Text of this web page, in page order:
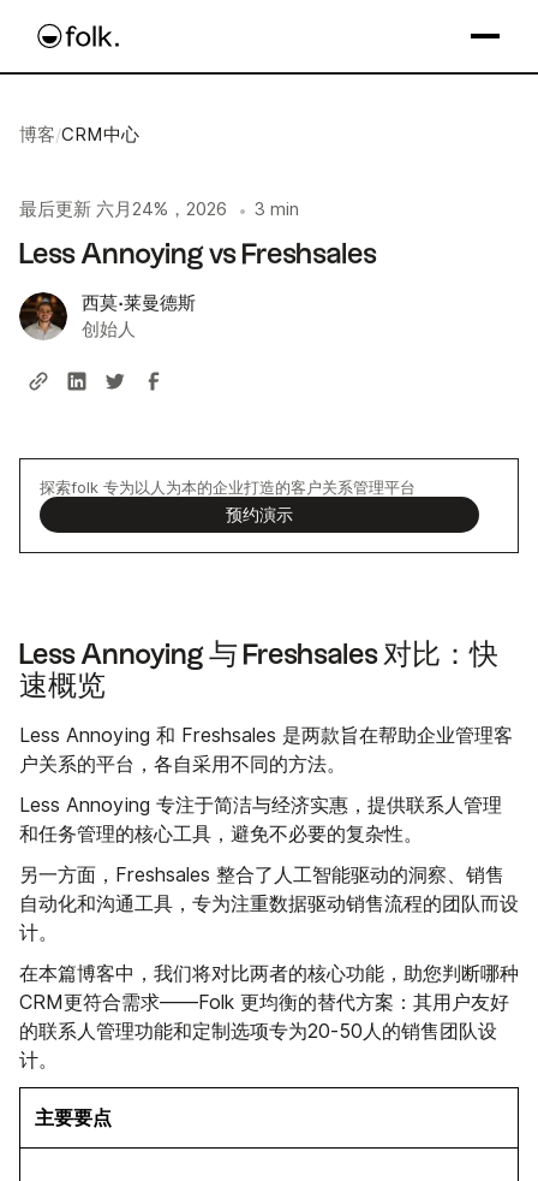
博客/CRM中心
最后更新 六月24%，2026 • 3 min
Less Annoying vs Freshsales
西莫·莱曼德斯
创始人
探索folk 专为以人为本的企业打造的客户关系管理平台
预约演示
Less Annoying 与 Freshsales 对比：快
速概览
Less Annoying 和 Freshsales 是两款旨在帮助企业管理客
户关系的平台，各自采用不同的方法。
Less Annoying 专注于简洁与经济实惠，提供联系人管理
和任务管理的核心工具，避免不必要的复杂性。
另一方面，Freshsales 整合了人工智能驱动的洞察、销售
自动化和沟通工具，专为注重数据驱动销售流程的团队而设
计。
在本篇博客中，我们将对比两者的核心功能，助您判断哪种
CRM更符合需求——Folk 更均衡的替代方案：其用户友好
的联系人管理功能和定制选项专为20-50人的销售团队设
计。
主要要点